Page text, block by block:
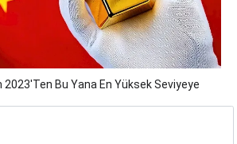
2023'ten Bu Yana En Yüksek Seviyeye